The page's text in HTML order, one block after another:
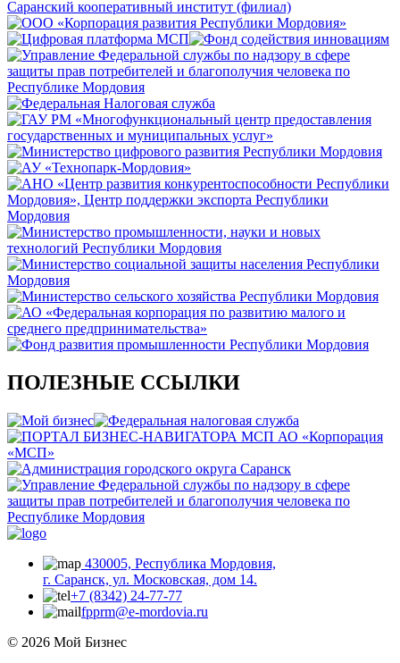
ПОЛЕЗНЫЕ ССЫЛКИ
430005, Республика Мордовия,
г. Саранск, ул. Московская, дом 14.
+7 (8342) 24-77-77
fpprm@e-mordovia.ru
© 2026 Мой Бизнес